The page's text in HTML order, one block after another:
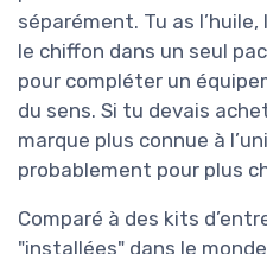
séparément. Tu as
le chiffon dans un seul
pour compléter un
du sens. Si tu devais
marque plus connue à
probablement pour plus
Comparé à des kits
"installées" dans le